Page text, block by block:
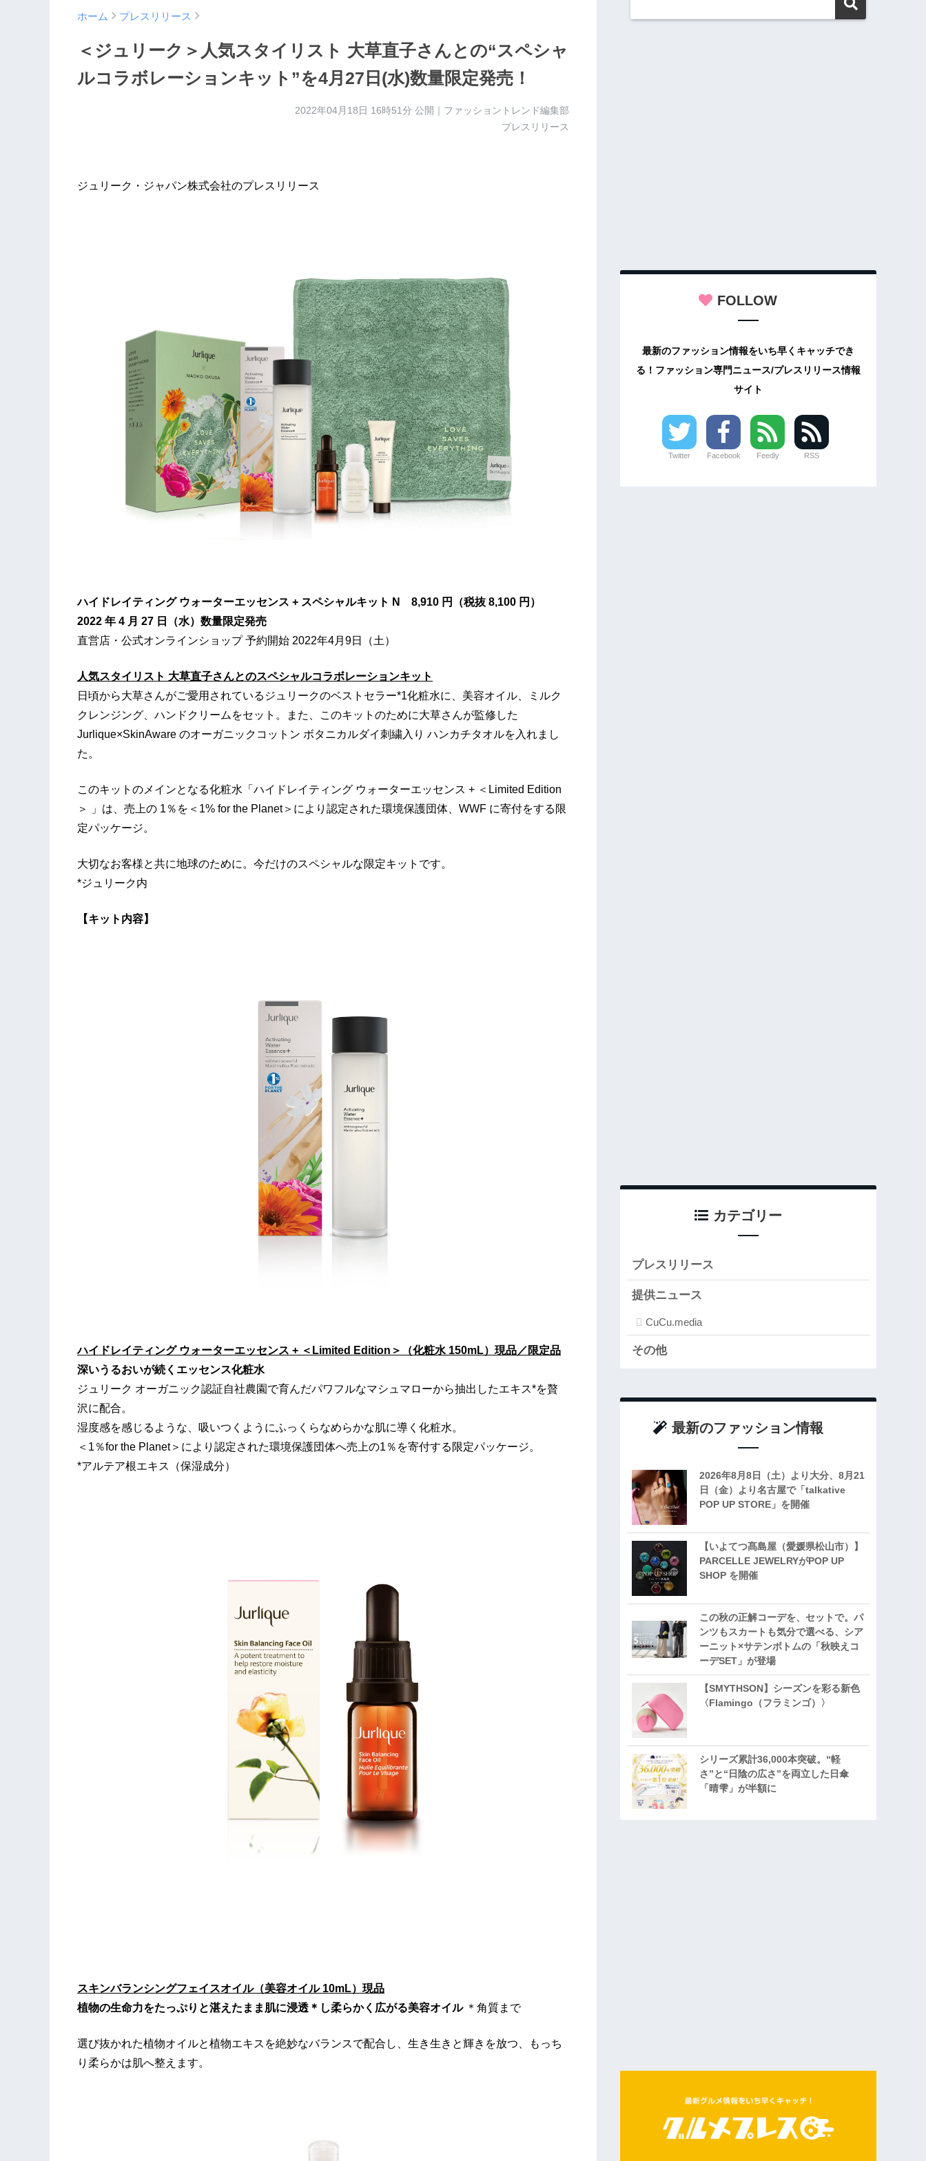
ホーム プレスリリース
＜ジュリーク＞人気スタイリスト 大草直子さんとの“スペシャ
ルコラボレーションキット”を4月27日(水)数量限定発売！
2022年04月18日 16時51分 公開｜ファッショントレンド編集部
プレスリリース
ジュリーク・ジャパン株式会社のプレスリリース
ハイドレイティング ウォーターエッセンス + スペシャルキット N 8,910 円（税抜 8,100 円）
2022 年 4 月 27 日（水）数量限定発売
直営店・公式オンラインショップ 予約開始 2022年4月9日（土）
人気スタイリスト 大草直子さんとのスペシャルコラボレーションキット
日頃から大草さんがご愛用されているジュリークのベストセラー*1化粧水に、美容オイル、ミルク
クレンジング、ハンドクリームをセット。また、このキットのために大草さんが監修した
Jurlique×SkinAware のオーガニックコットン ボタニカルダイ刺繍入り ハンカチタオルを入れまし
た。
このキットのメインとなる化粧水「ハイドレイティング ウォーターエッセンス + ＜Limited Edition
＞ 」は、売上の 1％を＜1% for the Planet＞により認定された環境保護団体、WWF に寄付をする限
定パッケージ。
大切なお客様と共に地球のために。今だけのスペシャルな限定キットです。
*ジュリーク内
【キット内容】
ハイドレイティング ウォーターエッセンス + ＜Limited Edition＞（化粧水 150mL）現品／限定品
深いうるおいが続くエッセンス化粧水
ジュリーク オーガニック認証自社農園で育んだパワフルなマシュマローから抽出したエキス*を贅
沢に配合。
湿度感を感じるような、吸いつくようにふっくらなめらかな肌に導く化粧水。
＜1％for the Planet＞により認定された環境保護団体へ売上の1％を寄付する限定パッケージ。
*アルテア根エキス（保湿成分）
スキンバランシングフェイスオイル（美容オイル 10mL）現品
植物の生命力をたっぷりと湛えたまま肌に浸透＊し柔らかく広がる美容オイル ＊角質まで
選び抜かれた植物オイルと植物エキスを絶妙なバランスで配合し、生き生きと輝きを放つ、もっち
り柔らかは肌へ整えます。
FOLLOW
最新のファッション情報をいち早くキャッチでき
る！ファッション専門ニュース/プレスリリース情報
サイト
Twitter Facebook Feedly RSS
カテゴリー
プレスリリース
提供ニュース
CuCu.media
その他
最新のファッション情報
2026年8月8日（土）より大分、8月21
日（金）より名古屋で「talkative
POP UP STORE」を開催
【いよてつ髙島屋（愛媛県松山市）】
PARCELLE JEWELRYがPOP UP
SHOP を開催
この秋の正解コーデを、セットで。パ
ンツもスカートも気分で選べる、シア
ーニット×サテンボトムの「秋映えコ
ーデSET」が登場
【SMYTHSON】シーズンを彩る新色
〈Flamingo（フラミンゴ）〉
シリーズ累計36,000本突破。“軽
さ”と“日陰の広さ”を両立した日傘
「晴雫」が半額に